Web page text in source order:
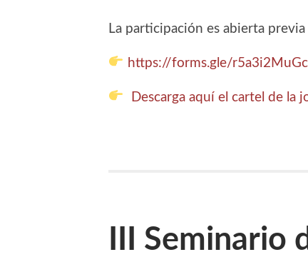
La participación es abierta
https://forms.gle/
Descarga aquí el cartel de la
III Seminario